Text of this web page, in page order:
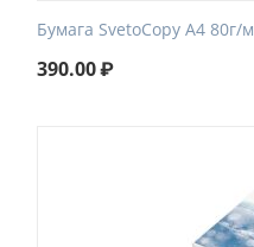
Бумага SvetoCopy A4 80г/м
390.00₽